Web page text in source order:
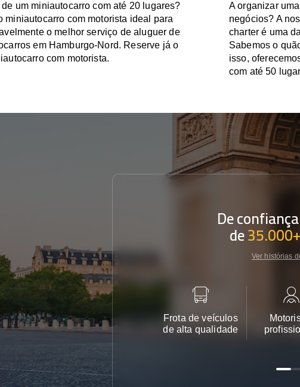
de um miniautocarro com até 20 lugares?
miniautocarro com motorista ideal para
o melhor serviço de aluguer de
em Hamburgo-Nord. Reserve já o
com motorista.
A organizar
negócios? A
charter é uma
Sabemos o
isso,
com até 50
De
de35.000+
Ver histórias
Frota de veículos
de alta qualidade